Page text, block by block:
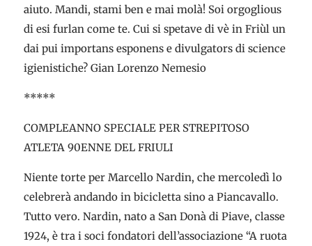
aiuto. Mandi, stami ben e mai molà! Soi orgoglious
di esi furlan come te. Cui si spetave di vè in Friùl un
dai pui importans esponens e divulgators di science
igienistiche? Gian Lorenzo Nemesio
*****
COMPLEANNO SPECIALE PER STREPITOSO
ATLETA 90ENNE DEL FRIULI
Niente torte per Marcello Nardin, che mercoledì lo
celebrerà andando in bicicletta sino a Piancavallo.
Tutto vero. Nardin, nato a San Donà di Piave, classe
1924, è tra i soci fondatori dell’associazione “A ruota